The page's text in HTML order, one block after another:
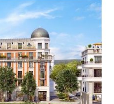
m²
Colocation